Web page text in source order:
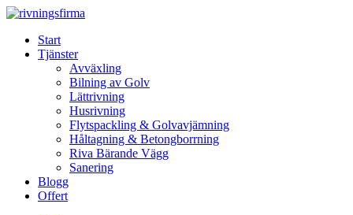
Skip
contentStart
Tjänster
Avväxling
Bilning av Golv
Lättrivning
Husrivning
Flytspackling & Golvavjämning
Håltagning & Betongborrning
Riva Bärande Vägg
Sanering
Blogg
Offert